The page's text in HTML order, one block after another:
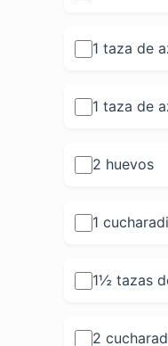
1 taza de
1 taza de
2 huevos
1
1½ tazas
2